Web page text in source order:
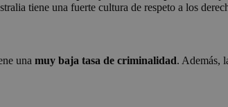
tiene una fuerte cultura de respeto a los
una muy baja tasa de criminalidad. Además,